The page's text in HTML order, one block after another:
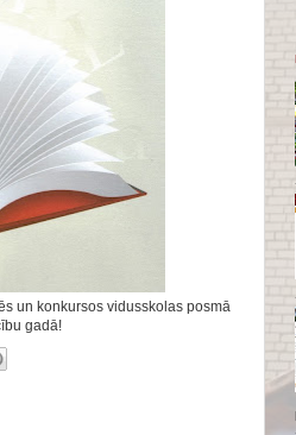
un konkursos vidusskolas posmā
gadā!